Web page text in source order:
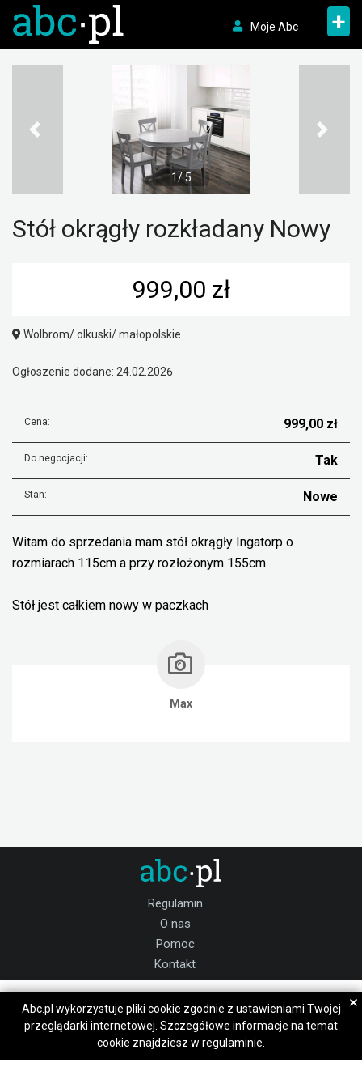
Moje Abc +
1/ 5
Stół okrągły rozkładany Nowy
999,00 zł
Wolbrom/ olkuski/ małopolskie
Ogłoszenie dodane: 24.02.2026
Cena: 999,00 zł
Do negocjacji: Tak
Stan: Nowe
Witam do sprzedania mam stół okrągły Ingatorp o
rozmiarach 115cm a przy rozłożonym 155cm
Stół jest całkiem nowy w paczkach
Max
Napisz wiadomość
Napisz wiadomość
Regulamin
O nas
Pomoc
Kontakt
Praca Wolbrom
Dołącz do nas:
Abc.pl wykorzystuje pliki cookie zgodnie z ustawieniami Twojej
przeglądarki internetowej. Szczegółowe informacje na temat
cookie znajdziesz w regulaminie.
×